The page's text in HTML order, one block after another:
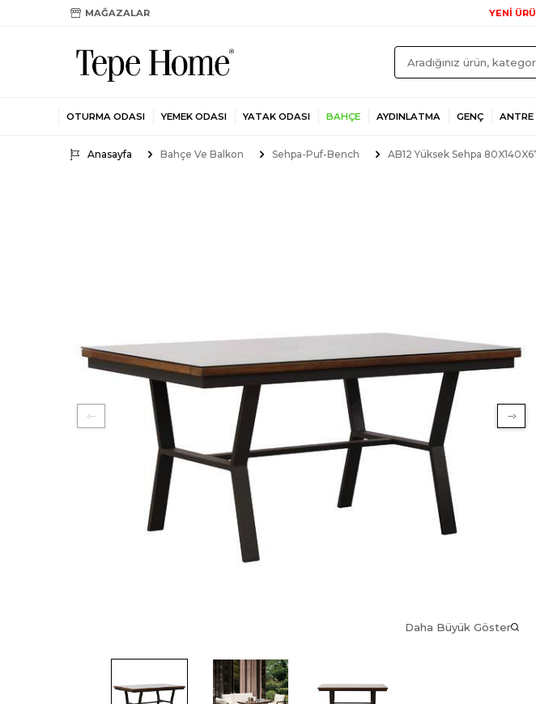
MAĞAZALAR YENİ
OTURMA ODASI YEMEK ODASI YATAK ODASI BAHÇE AYDINLATMA GENÇ ANTRE
Anasayfa Bahçe Ve Balkon Sehpa-Puf-Bench AB12 Yüksek Sehpa
Daha Büyük Göster